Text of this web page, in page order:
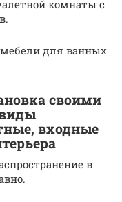
комнаты с
мебели для ванных
своими
входные
в